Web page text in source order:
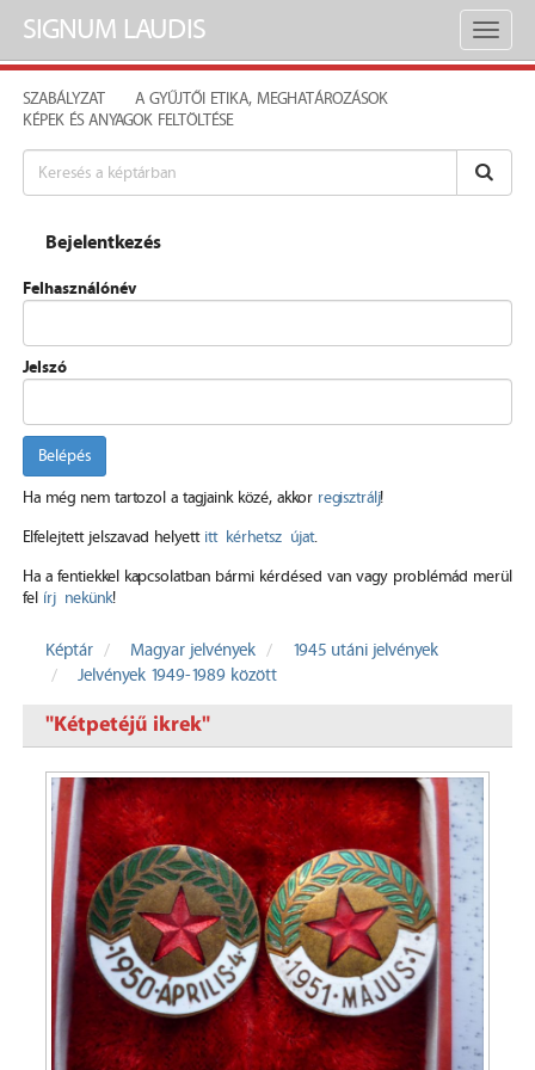
Toggle
SIGNUM LAUDIS
SZABÁLYZAT
A GYŰJTŐI ETIKA, MEGHATÁROZÁSOK
KÉPEK ÉS ANYAGOK FELTÖLTÉSE
Bejelentkezés
Felhasználónév
Jelszó
Belépés
Ha még nem tartozol a tagjaink közé, akkor regisztrálj!
Elfelejtett jelszavad helyett itt kérhetsz újat.
Ha a fentiekkel kapcsolatban bármi kérdésed van vagy problémád merül
fel írj nekünk!
Képtár Magyar jelvények
1945 utáni jelvények
Jelvények 1949-1989 között
"Kétpetéjű ikrek"